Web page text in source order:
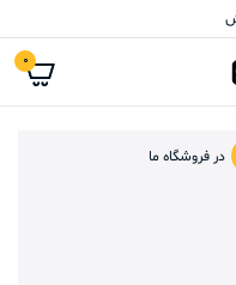
0
در فروشگاه ما